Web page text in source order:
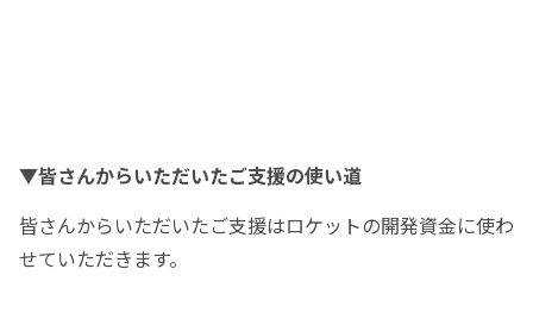
▼皆さんからいただいたご支援の使い道
皆さんからいただいたご支援はロケットの開発資金に使わ
せていただきます。